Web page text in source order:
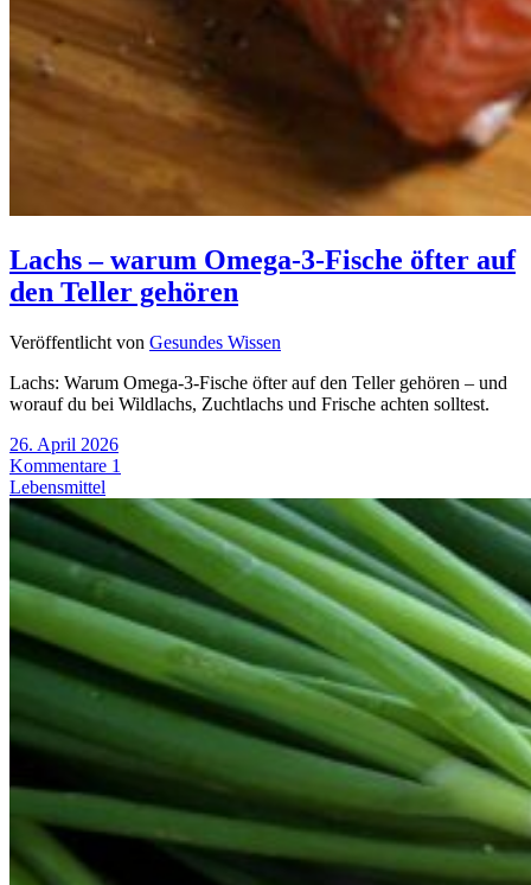
Lachs – warum Omega-3-Fische öfter auf
den Teller gehören
Veröffentlicht von Gesundes Wissen
Lachs: Warum Omega-3-Fische öfter auf den Teller gehören – und
worauf du bei Wildlachs, Zuchtlachs und Frische achten solltest.
26. April 2026
Kommentare 1
Lebensmittel